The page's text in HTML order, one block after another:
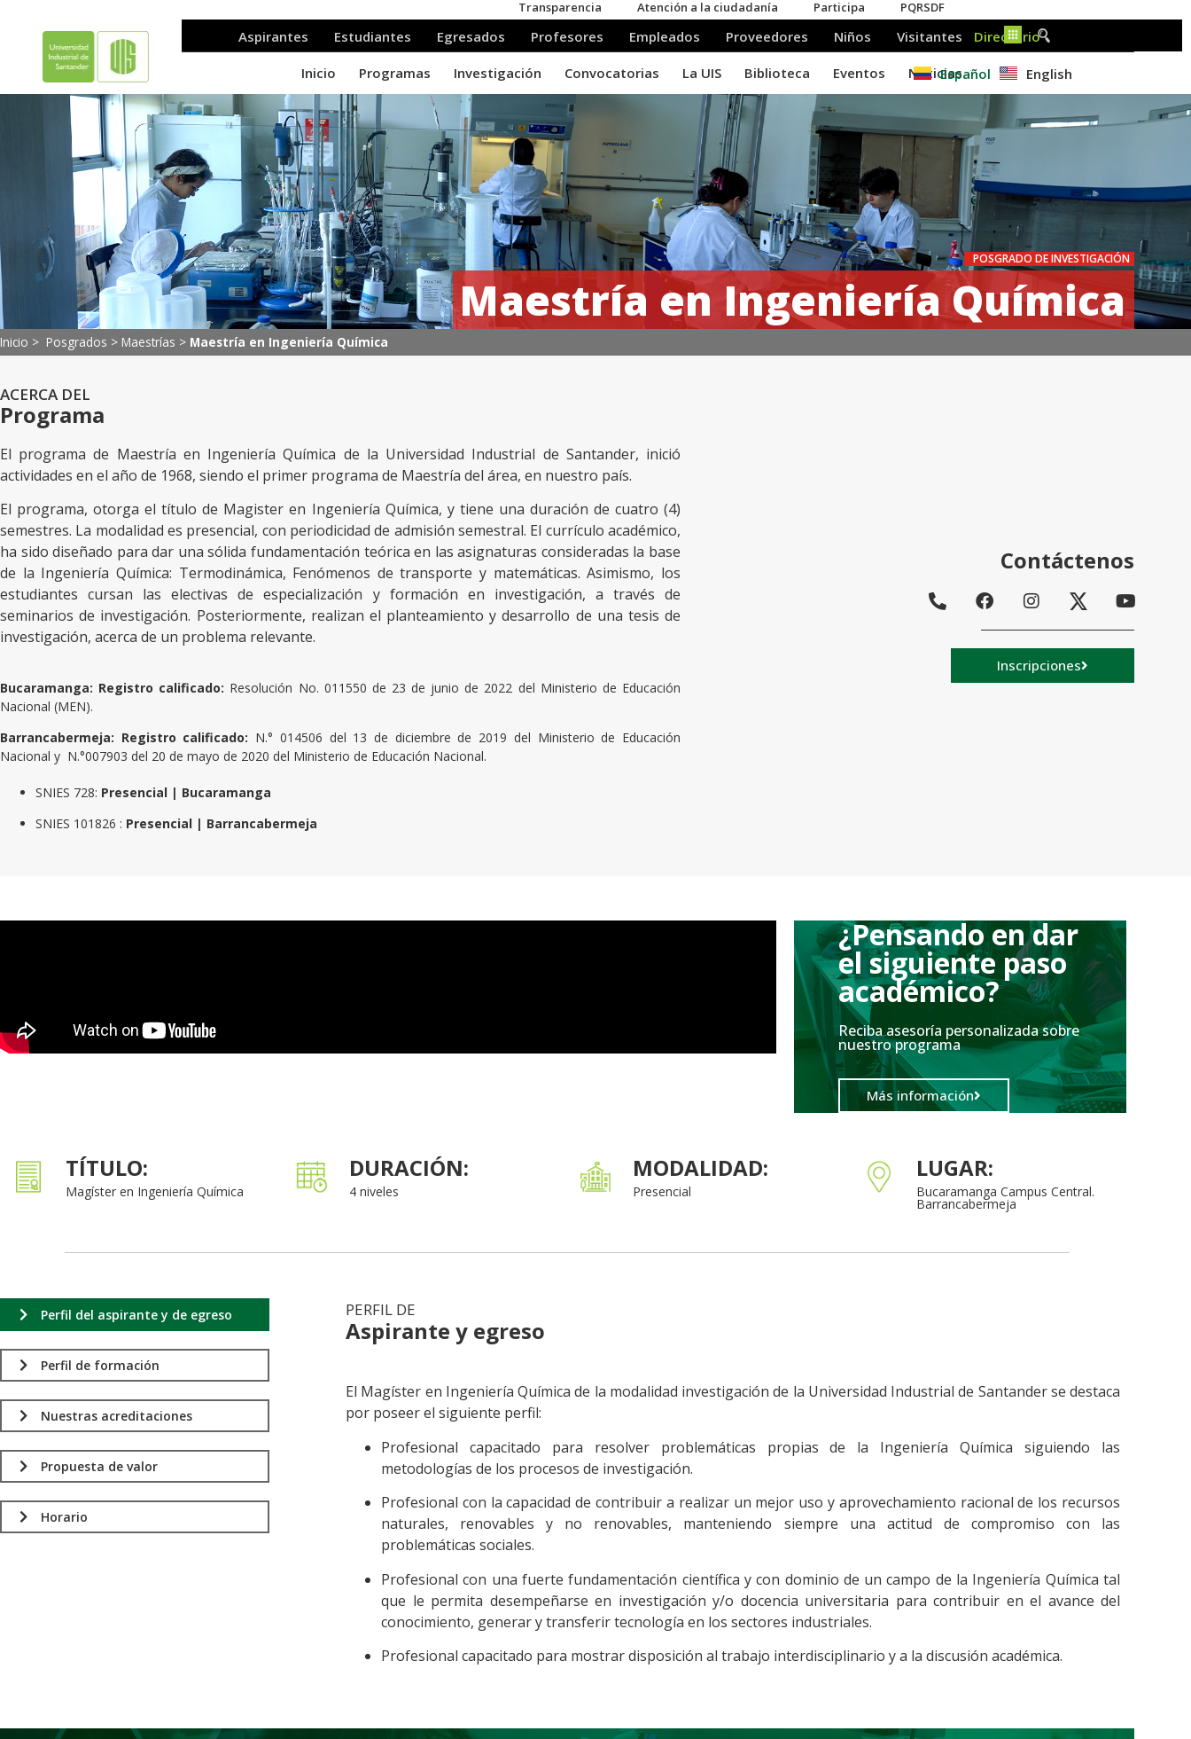
Español English
POSGRADO DE INVESTIGACIÓN
Maestría en Ingeniería Química
Inicio > Posgrados > Maestrías > Maestría en Ingeniería Química
ACERCA DEL
Programa
El programa de Maestría en Ingeniería Química de la Universidad Industrial de Santander, inició
actividades en el año de 1968, siendo el primer programa de Maestría del área, en nuestro país.
El programa, otorga el título de Magister en Ingeniería Química, y tiene una duración de cuatro (4)
semestres. La modalidad es presencial, con periodicidad de admisión semestral. El currículo académico,
ha sido diseñado para dar una sólida fundamentación teórica en las asignaturas consideradas la base
de la Ingeniería Química: Termodinámica, Fenómenos de transporte y matemáticas. Asimismo, los
estudiantes cursan las electivas de especialización y formación en investigación, a través de
seminarios de investigación. Posteriormente, realizan el planteamiento y desarrollo de una tesis de
investigación, acerca de un problema relevante.
Bucaramanga: Registro calificado: Resolución No. 011550 de 23 de junio de 2022 del Ministerio de Educación
Nacional (MEN).
Barrancabermeja: Registro calificado: N.° 014506 del 13 de diciembre de 2019 del Ministerio de Educación
Nacional y N.°007903 del 20 de mayo de 2020 del Ministerio de Educación Nacional.
SNIES 728: Presencial | Bucaramanga
SNIES 101826 : Presencial | Barrancabermeja
Contáctenos
Inscripciones
¿Pensando en dar
el siguiente paso
académico?
Reciba asesoría personalizada sobre
nuestro programa
Más información
TÍTULO:
Magíster en Ingeniería Química
DURACIÓN:
4 niveles
MODALIDAD:
Presencial
LUGAR:
Bucaramanga Campus Central.
Barrancabermeja
Perfil del aspirante y de egreso
Perfil de formación
Nuestras acreditaciones
Propuesta de valor
Horario
PERFIL DE
Aspirante y egreso
El Magíster en Ingeniería Química de la modalidad investigación de la Universidad Industrial de Santander se destaca
por poseer el siguiente perfil:
Profesional capacitado para resolver problemáticas propias de la Ingeniería Química siguiendo las
metodologías de los procesos de investigación.
Profesional con la capacidad de contribuir a realizar un mejor uso y aprovechamiento racional de los recursos
naturales, renovables y no renovables, manteniendo siempre una actitud de compromiso con las
problemáticas sociales.
Profesional con una fuerte fundamentación científica y con dominio de un campo de la Ingeniería Química tal
que le permita desempeñarse en investigación y/o docencia universitaria para contribuir en el avance del
conocimiento, generar y transferir tecnología en los sectores industriales.
Profesional capacitado para mostrar disposición al trabajo interdisciplinario y a la discusión académica.